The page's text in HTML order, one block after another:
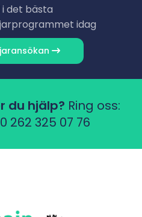
det bästa
idag
du hjälp? Ring oss:
262 325 07 76